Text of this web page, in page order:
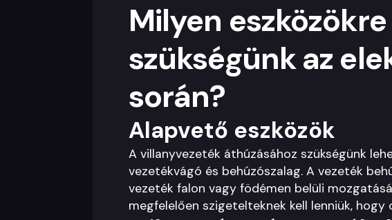
Milyen
szükségünk az
során?
Alapvető eszközök
A villanyvezeték áthúzásához szükségünk
vezetékvágó és behúzószalag. A vezeték
vezeték falon vagy födémen belüli
megfelelően szigetelteknek kell lenniük,